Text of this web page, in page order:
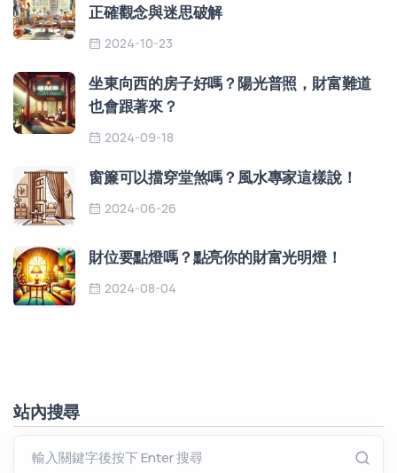
正確觀念與迷思破解
2024-10-23
坐東向西的房子好嗎？陽光普照，財富難道
也會跟著來？
2024-09-18
窗簾可以擋穿堂煞嗎？風水專家這樣說！
2024-06-26
財位要點燈嗎？點亮你的財富光明燈！
2024-08-04
站內搜尋